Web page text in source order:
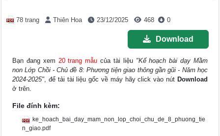
78 trang Thiên Hoa 23/12/2025 468 0
Download
Bạn đang xem 20 trang mẫu của tài liệu "Kế hoạch bài dạy Mầm
non Lớp Chồi - Chủ đề 8: Phương tiện giao thông gần gũi - Năm học
2024-2025", để tải tài liệu gốc về máy hãy click vào nút Download
ở trên.
File đính kèm:
ke_hoach_bai_day_mam_non_lop_choi_chu_de_8_phuong_tie
n_giao.pdf